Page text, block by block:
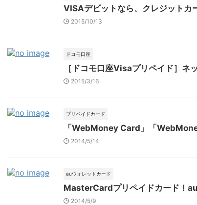
VISAデビットなら、クレジットカ
2015/10/13
ドコモ口座
［ドコモ口座Visaプリペイド］ネ
2015/3/16
プリペイドカード
「WebMoney Card」「
2014/5/14
auウォレットカード
MasterCardプリペイドカード！
2014/5/9